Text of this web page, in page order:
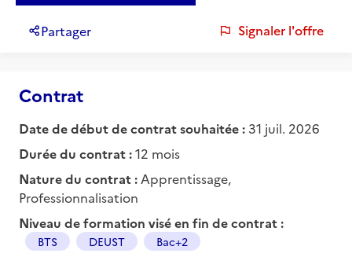
Partager Signaler l'offre
Contrat
Date de début de contrat souhaitée : 31 juil. 2026
Durée du contrat :12 mois
Nature du contrat : Apprentissage,
Professionnalisation
Niveau de formation visé en fin de contrat :
BTS DEUST Bac+2